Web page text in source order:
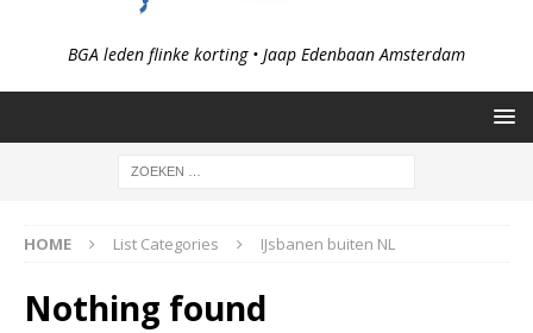
BGA leden flinke korting • Jaap Edenbaan Amsterdam
HOME List Categories IJsbanen buiten NL
Nothing found